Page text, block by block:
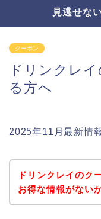
見逃せな
クーポン
ドリンクレ
る方へ
2025年11月最新情
ドリンクレイのク
お得な情報がない